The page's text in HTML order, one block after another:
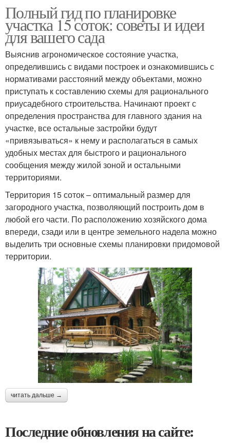
Полный гид по планировке
участка 15 соток: советы и идеи
для вашего сада
Выяснив агрономическое состояние участка,
определившись с видами построек и ознакомившись с
нормативами расстояний между объектами, можно
приступать к составлению схемы для рационального
приусадебного строительства. Начинают проект с
определения пространства для главного здания на
участке, все остальные застройки будут
«привязываться» к нему и располагаться в самых
удобных местах для быстрого и рационального
сообщения между жилой зоной и остальными
территориями.
Территория 15 соток – оптимальный размер для
загородного участка, позволяющий построить дом в
любой его части. По расположению хозяйского дома
впереди, сзади или в центре земельного надела можно
выделить три основные схемы планировки придомовой
территории.
читать дальше →
Последние обновления на сайте: